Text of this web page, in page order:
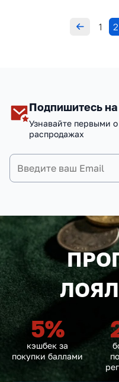
1 2
Подпишитесь на
Узнавайте первыми
распродажах
5%
кэшбек за
покупки баллами